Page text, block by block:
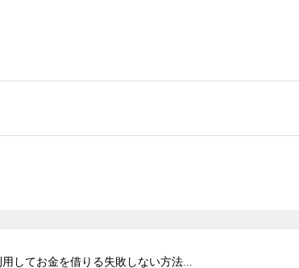
してお金を借りる失敗しない方法...